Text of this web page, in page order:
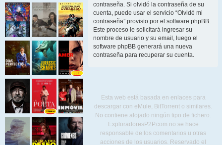
contraseña. Si olvidó la contraseña de su
cuenta, puede usar el servicio “Olvidé mi
contraseña” provisto por el software phpBB.
Este proceso le solicitará ingresar su
nombre de usuario y su email, luego el
software phpBB generará una nueva
contraseña para recuperar su cuenta.
Esta web está basada en enlaces para
descargar con eMule, BitTorrent o similares.
No contiene alojado ningún tipo de fichero.
ExploradoresP2P.com no se hace
responsable de los comentarios u otras
acciones de los usuarios. Reservado el